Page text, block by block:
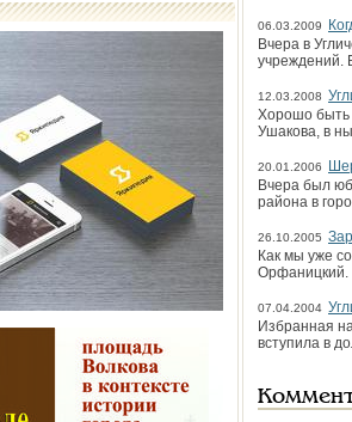
06.03.2009
Вчера в
учреждений.
12.03.2008
Хорошо быть
Ушакова, в
20.01.2006
Вчера был
района в
26.10.2005
Как мы уже
Орфаницкий.
07.04.2004
Избранная
вступила в